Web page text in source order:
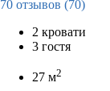
70 отзывов (70)
2 кровати
3 гостя
27 м2